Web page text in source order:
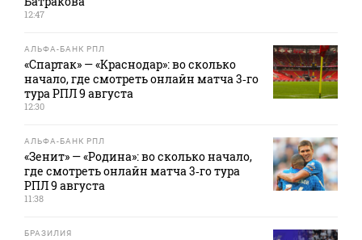
12:47
АЛЬФА-БАНК РПЛ
«Спартак» — «Краснодар»: во сколько
начало, где смотреть онлайн матча 3‑го
тура РПЛ 9 августа
12:30
АЛЬФА-БАНК РПЛ
«Зенит» — «Родина»: во сколько начало,
где смотреть онлайн матча 3‑го тура
РПЛ 9 августа
11:38
БРАЗИЛИЯ